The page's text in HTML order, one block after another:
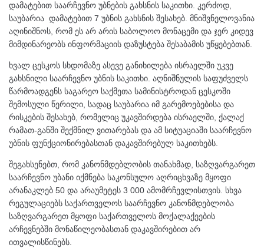
დამატებით საარჩევნო უბნების გახსნის საკითხი. კერძოდ,
საუბარია დამატებით 7 უბნის გახსნის შესახებ. მნიშვნელოვანია
აღინიშნოს, რომ ეს არ არის საბოლოო მონაცემი და ჯერ კიდევ
მიმდინარეობს ინფორმაციის დაზუსტება შესაბამის უწყებებთან.
ხვალ ცესკოს სხდომაზე ასევე განიხილება ისრაელში უკვე
გახსნილი საარჩევნო უბნის საკითხი. აღნიშნულის საფუძველს
წარმოადგენს საგარეო საქმეთა სამინისტროდან ცესკოში
შემოსული წერილი, სადაც საუბარია იმ გარემოებებისა და
რისკების შესახებ, რომელიც უკავშირდება ისრაელში, ქალაქ
რამათ-განში შექმნილ ვითარებას და ამ სიტუაციაში საარჩევნო
უბნის ფუნქციონირებასთან დაკავშირებულ საკითხებს.
შეგახსენებთ, რომ კანონმდებლობის თანახმად, საზღვარგარეთ
საარჩევნო უბანი იქმნება საკონსულო აღრიცხვაზე მყოფი
არანაკლებ 50 და არაუმეტეს 3 000 ამომრჩევლისთვის. სხვა
რეგულაციებს საქართველოს საარჩევნო კანონმდებლობა
საზღვარგარეთ მყოფი საქართველოს მოქალაქეების
არჩევნებში მონაწილეობასთან დაკავშირებით არ
ითვალისწინებს.